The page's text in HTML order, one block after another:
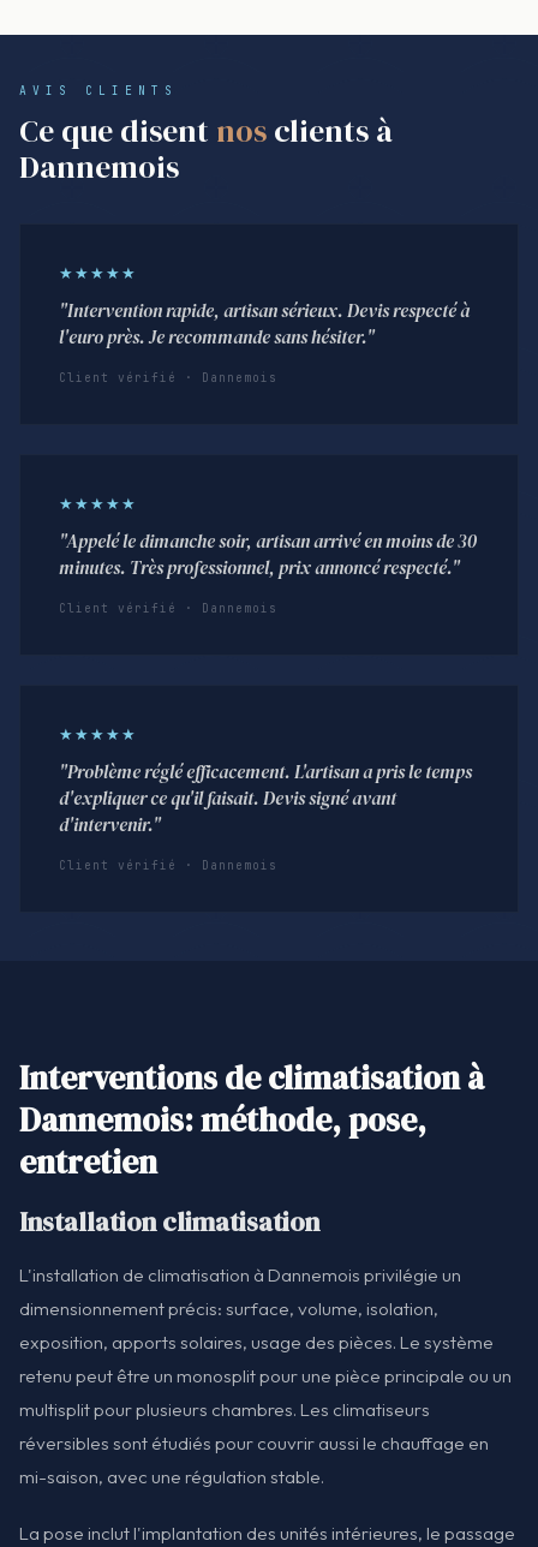
AVIS CLIENTS
Ce que disent nosclients à
Dannemois
★★★★★
"Intervention rapide, artisan sérieux. Devis respecté à
l'euro près. Je recommande sans hésiter."
Client vérifié · Dannemois
★★★★★
"Appelé le dimanche soir, artisan arrivé en moins de 30
minutes. Très professionnel, prix annoncé respecté."
Client vérifié · Dannemois
★★★★★
"Problème réglé efficacement. L'artisan a pris le temps
d'expliquer ce qu'il faisait. Devis signé avant
d'intervenir."
Client vérifié · Dannemois
Interventions de climatisation à
Dannemois: méthode, pose,
entretien
Installation climatisation
L'installation de climatisation à Dannemois privilégie un
dimensionnement précis: surface, volume, isolation,
exposition, apports solaires, usage des pièces. Le système
retenu peut être un monosplit pour une pièce principale ou un
multisplit pour plusieurs chambres. Les climatiseurs
réversibles sont étudiés pour couvrir aussi le chauffage en
mi-saison, avec une régulation stable.
La pose inclut l'implantation des unités intérieures, le passage